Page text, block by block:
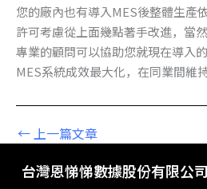
您的廠內也有導入MES後整體生產
許可考慮從上面幾點著手改進，當
專業的顧問可以協助您就現在導入
MES系統成效最大化，在同業間維
←上一篇文章
台灣恩悌悌數據股份有限公